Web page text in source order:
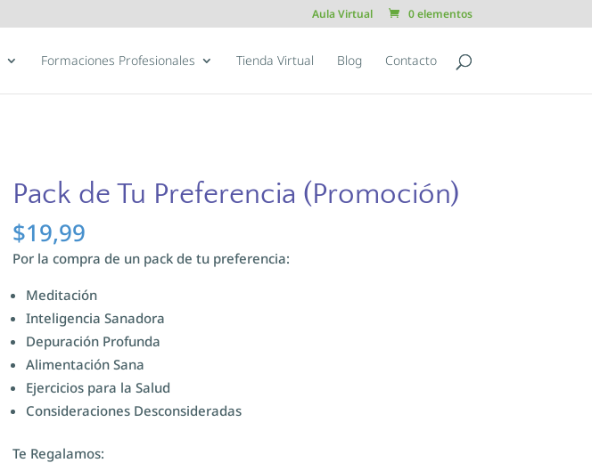
Aula Virtual 0 elementos
Formaciones Profesionales Tienda Virtual Blog Contacto
Pack de Tu Preferencia (Promoción)
$19,99
Por la compra de un pack de tu preferencia:
Meditación
Inteligencia Sanadora
Depuración Profunda
Alimentación Sana
Ejercicios para la Salud
Consideraciones Desconsideradas
Te Regalamos: